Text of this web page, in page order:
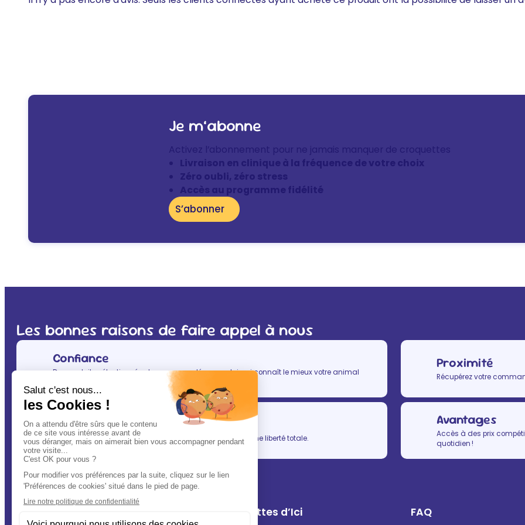
Je m’abonne
Activez l’abonnement pour ne jamais manquer de croquettes
Livraison en clinique à la fréquence de votre choix
Zéro oubli, zéro stress
Accès au programme fidélité
S’abonner
Les bonnes raisons de faire appel à nous
Confiance
Des produits sélectionnés et recommandés par celui qui connaît le mieux votre animal
(après vous évidemment ! ) : votre vétérinaire.
Proximité
Récupérez votre
Simplicité
En un clic, vous allégez votre quotidien, tout en gardant une liberté totale.
Avantages
Accès à des prix
quotidien !
A Deux Pattes d’Ici FAQ